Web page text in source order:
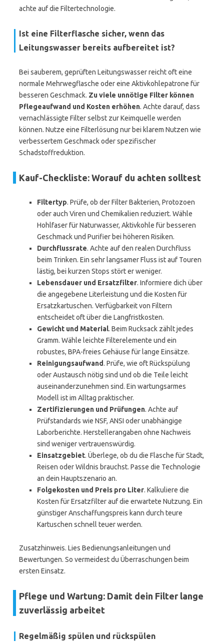
achte auf die Filtertechnologie.
Ist eine Filterflasche sicher, wenn das
Leitungswasser bereits aufbereitet ist?
Bei sauberem, geprüften Leitungswasser reicht oft eine
normale Mehrwegflasche oder eine Aktivkohlepatrone für
besseren Geschmack. Zu viele unnötige Filter können
Pflegeaufwand und Kosten erhöhen. Achte darauf, dass
vernachlässigte Filter selbst zur Keimquelle werden
können. Nutze eine Filterlösung nur bei klarem Nutzen wie
verbessertem Geschmack oder spezifischer
Schadstoffreduktion.
Kauf-Checkliste: Worauf du achten solltest
Filtertyp. Prüfe, ob der Filter Bakterien, Protozoen
oder auch Viren und Chemikalien reduziert. Wähle
Hohlfaser für Naturwasser, Aktivkohle für besseren
Geschmack und Purifier bei höheren Risiken.
Durchflussrate. Achte auf den realen Durchfluss
beim Trinken. Ein sehr langsamer Fluss ist auf Touren
lästig, bei kurzen Stops stört er weniger.
Lebensdauer und Ersatzfilter. Informiere dich über
die angegebene Literleistung und die Kosten für
Ersatzkartuschen. Verfügbarkeit von Filtern
entscheidet oft über die Langfristkosten.
Gewicht und Material. Beim Rucksack zählt jedes
Gramm. Wähle leichte Filterelemente und ein
robustes, BPA-freies Gehäuse für lange Einsätze.
Reinigungsaufwand. Prüfe, wie oft Rückspülung
oder Austausch nötig sind und ob die Teile leicht
auseinanderzunehmen sind. Ein wartungsarmes
Modell ist im Alltag praktischer.
Zertifizierungen und Prüfungen. Achte auf
Prüfstandards wie NSF, ANSI oder unabhängige
Laborberichte. Herstellerangaben ohne Nachweis
sind weniger vertrauenswürdig.
Einsatzgebiet. Überlege, ob du die Flasche für Stadt,
Reisen oder Wildnis brauchst. Passe die Technologie
an dein Hauptszenario an.
Folgekosten und Preis pro Liter. Kalkuliere die
Kosten für Ersatzfilter auf die erwartete Nutzung. Ein
günstiger Anschaffungspreis kann durch teure
Kartuschen schnell teuer werden.
Zusatzhinweis. Lies Bedienungsanleitungen und
Bewertungen. So vermeidest du Überraschungen beim
ersten Einsatz.
Pflege und Wartung: Damit dein Filter lange
zuverlässig arbeitet
Regelmäßig spülen und rückspülen